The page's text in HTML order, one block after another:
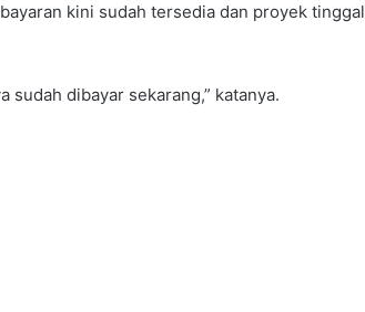
kini sudah tersedia dan proyek tinggal
sudah dibayar sekarang,” katanya.